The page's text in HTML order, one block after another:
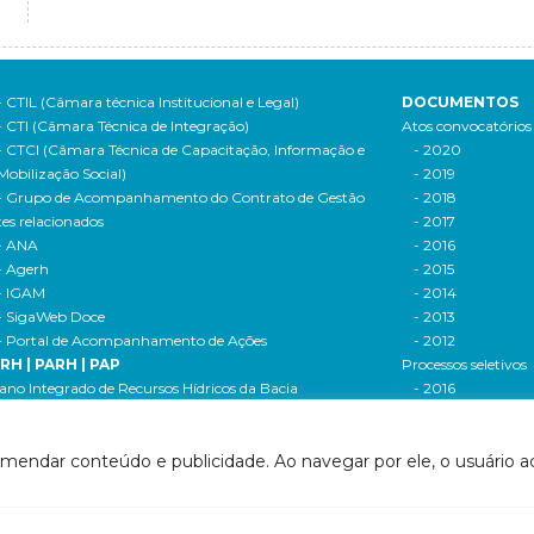
conteúdo e publicidade. Ao navegar por ele, o usuário
CTIL (Câmara técnica Institucional e Legal)
CTI (Câmara Técnica de Integração)
CTCI (Câmara Técnica de Capacitação, Informação e
Social)
Grupo de Acompanhamento do Contrato de Gestão
relacionados
ANA
Agerh
IGAM
SigaWeb Doce
Portal de Acompanhamento de Ações
| PARH | PAP
Integrado de Recursos Hídricos da Bacia
de Aplicação Plurianual (PAP)
DOCUMENTOS
Atos convocatórios
- 2020
- 2019
- 2018
- 2017
- 2016
- 2015
- 2014
- 2013
- 2012
Processos seletivos
- 2016
Cobrança e